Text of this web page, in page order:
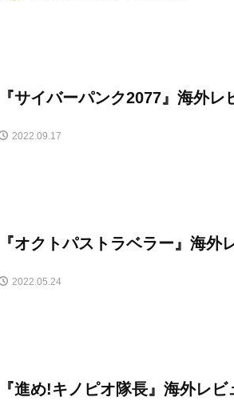
『サイバーパンク2077』海外
2022.09.17
『オクトパストラベラー』海外
2022.05.24
『進め!キノピオ隊長』海外レ